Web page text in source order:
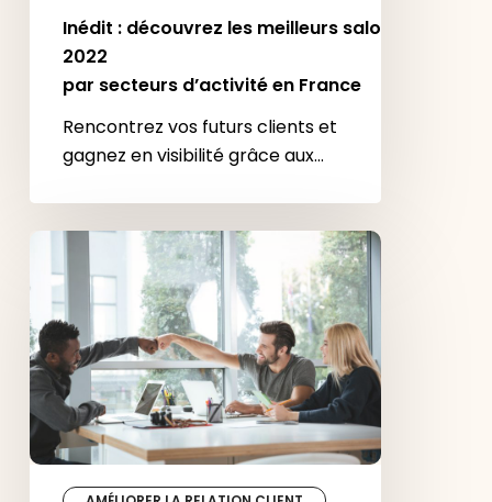
Inédit : découvrez les meilleurs salons
2022
par secteurs d’activité en France
Rencontrez vos futurs clients et
gagnez en visibilité grâce aux…
Méthode
quels
bénéfices
pour
votre
projet